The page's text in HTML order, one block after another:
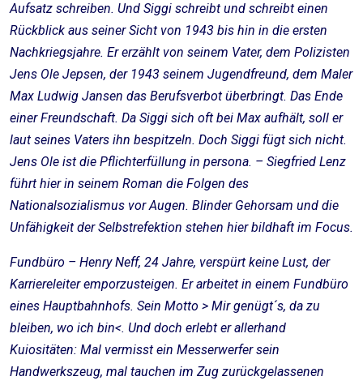
Aufsatz schreiben. Und Siggi schreibt und schreibt einen
Rückblick aus seiner Sicht von 1943 bis hin in die ersten
Nachkriegsjahre. Er erzählt von seinem Vater, dem Polizisten
Jens Ole Jepsen, der 1943 seinem Jugendfreund, dem Maler
Max Ludwig Jansen das Berufsverbot überbringt. Das Ende
einer Freundschaft. Da Siggi sich oft bei Max aufhält, soll er
laut seines Vaters ihn bespitzeln. Doch Siggi fügt sich nicht.
Jens Ole ist die Pflichterfüllung in persona. – Siegfried Lenz
führt hier in seinem Roman die Folgen des
Nationalsozialismus vor Augen. Blinder Gehorsam und die
Unfähigkeit der Selbstrefektion stehen hier bildhaft im Focus.
Fundbüro – Henry Neff, 24 Jahre, verspürt keine Lust, der
Karriereleiter emporzusteigen. Er arbeitet in einem Fundbüro
eines Hauptbahnhofs. Sein Motto > Mir genügt´s, da zu
bleiben, wo ich bin<. Und doch erlebt er allerhand
Kuiositäten: Mal vermisst ein Messerwerfer sein
Handwerkszeug, mal tauchen im Zug zurückgelassenen